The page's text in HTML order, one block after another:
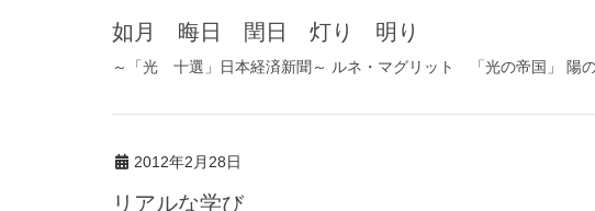
如月 晦日 閏日 灯り 明り
～「光 十選」日本経済新聞～ ルネ・マグリット 「光の帝国」 陽
2012年2月28日
リアルな学び